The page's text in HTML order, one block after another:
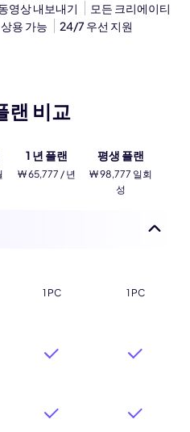
영상 내보내기
모든 크리에이티
상용 가능 24/7 우선 지원
랜 비교
1 년 플랜 평생 플랜
₩ 65,777 / 년
₩ 98,777 일회
성
1 PC 1 PC